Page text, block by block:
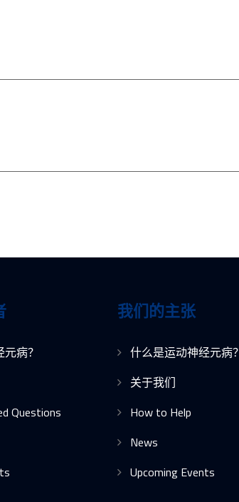
病？
Questions
我们的主张
什么是运动神经元病？
关于我们
How to Help
News
Upcoming Events